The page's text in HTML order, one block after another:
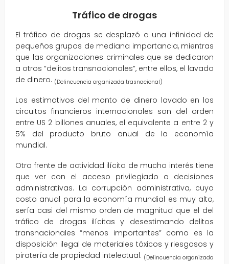
Tráfico de drogas
El tráfico de drogas se desplazó a una infinidad de
pequeños grupos de mediana importancia, mientras
que las organizaciones criminales que se dedicaron
a otros “delitos transnacionales”, entre ellos, el lavado
de dinero. (Delincuencia organizada trasnacional)
Los estimativos del monto de dinero lavado en los
circuitos financieros internacionales son del orden
entre US 2 billones anuales, el equivalente a entre 2 y
5% del producto bruto anual de la economía
mundial.
Otro frente de actividad ilícita de mucho interés tiene
que ver con el acceso privilegiado a decisiones
administrativas. La corrupción administrativa, cuyo
costo anual para la economía mundial es muy alto,
sería casi del mismo orden de magnitud que el del
tráfico de drogas ilícitas y desestimando delitos
transnacionales “menos importantes” como es la
disposición ilegal de materiales tóxicos y riesgosos y
piratería de propiedad intelectual. (Delincuencia organizada